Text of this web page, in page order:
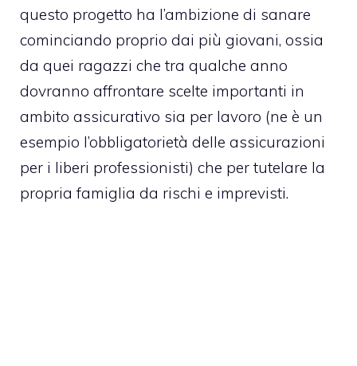
questo progetto ha l’ambizione di sanare
cominciando proprio dai più giovani, ossia
da quei ragazzi che tra qualche anno
dovranno affrontare scelte importanti in
ambito assicurativo sia per lavoro (ne è un
esempio l’obbligatorietà delle assicurazioni
per i liberi professionisti) che per tutelare la
propria famiglia da rischi e imprevisti.